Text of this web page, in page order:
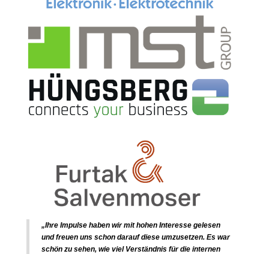
„Ihre Impulse haben wir mit hohen Interesse gelesen
und freuen uns schon darauf diese umzusetzen. Es war
schön zu sehen, wie viel Verständnis für die internen